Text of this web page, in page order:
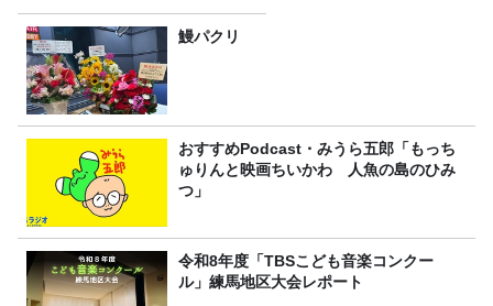
鰻パクリ
おすすめPodcast・みうら五郎「もっち
ゅりんと映画ちいかわ 人魚の島のひみ
つ」
令和8年度「TBSこども音楽コンクー
ル」練馬地区大会レポート